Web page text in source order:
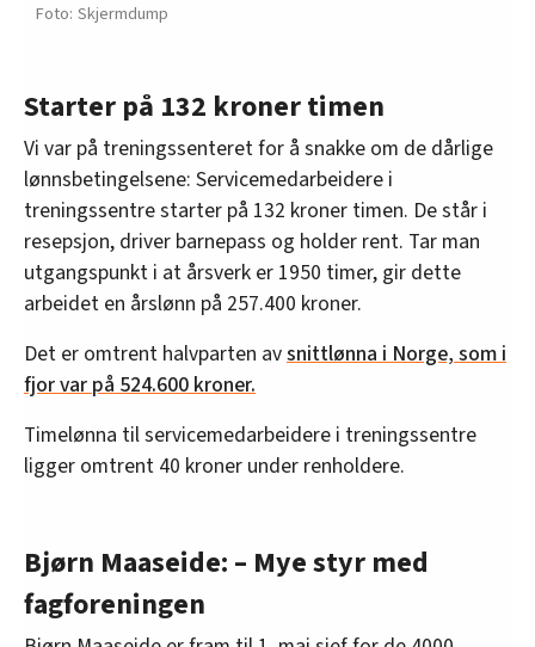
Skjermdump
Starter på 132 kroner timen
Vi var på treningssenteret for å snakke om de dårlige
lønnsbetingelsene: Servicemedarbeidere i
treningssentre starter på 132 kroner timen. De står i
resepsjon, driver barnepass og holder rent. Tar man
utgangspunkt i at årsverk er 1950 timer, gir dette
arbeidet en årslønn på 257.400 kroner.
Det er omtrent halvparten avsnittlønna i Norge, som i
fjor var på 524.600 kroner.
Timelønna til servicemedarbeidere i treningssentre
ligger omtrent 40 kroner under renholdere.
Bjørn Maaseide: – Mye styr med
fagforeningen